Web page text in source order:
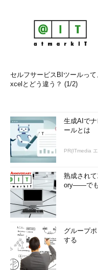
セルフサービスBIツールって
xcelとどう違う？ (1/2)
生成AIで
ールとは
PR(ITmedia
熟成され
ory――でも
グループ
する